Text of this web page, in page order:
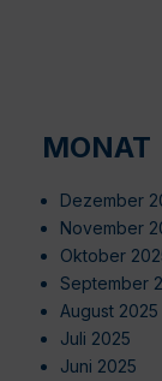
MONAT
Dezember
November
Oktober
September
August 2025
Juli 2025
Juni 2025